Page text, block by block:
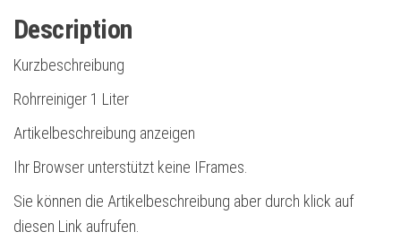
Description
Kurzbeschreibung
Rohrreiniger 1 Liter
Artikelbeschreibung anzeigen
Ihr Browser unterstützt keine IFrames.
Sie können die Artikelbeschreibung aber durch klick auf
diesen Link aufrufen.